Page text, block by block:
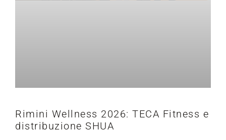
Rimini Wellness 2026: TECA Fitness e
distribuzione SHUA